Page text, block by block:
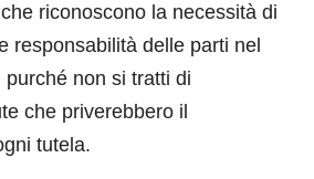
riconoscono la necessità di
responsabilità delle parti nel
non si tratti di
che priverebbero il
tutela.